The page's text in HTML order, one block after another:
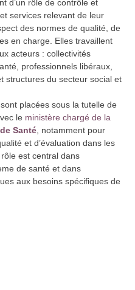
d’un rôle de contrôle et
services relevant de leur
des normes de qualité, de
en charge. Elles travaillent
acteurs : collectivités
professionnels libéraux,
structures du secteur social et
placées sous la tutelle de
le ministère chargé de la
Santé , notamment pour
et d’évaluation dans les
est central dans
de santé et dans
aux besoins spécifiques de